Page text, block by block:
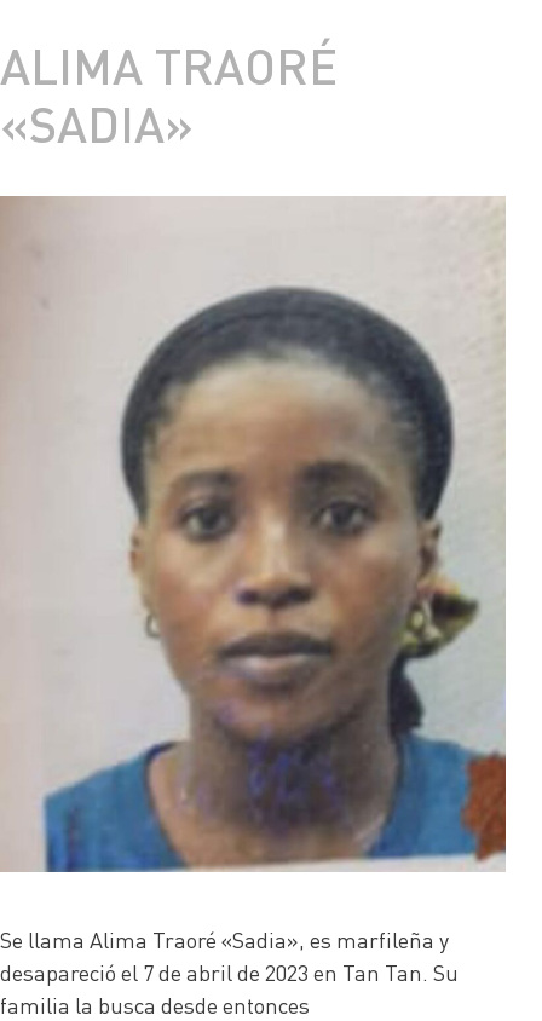
ALIMA TRAORÉ
«SADIA»
Se llama Alima Traoré «Sadia», es marfileña y
desapareció el 7 de abril de 2023 en Tan Tan. Su
familia la busca desde entonces